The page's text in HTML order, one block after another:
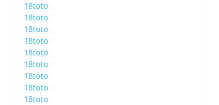
18toto
18toto
18toto
18toto
18toto
18toto
18toto
18toto
18toto